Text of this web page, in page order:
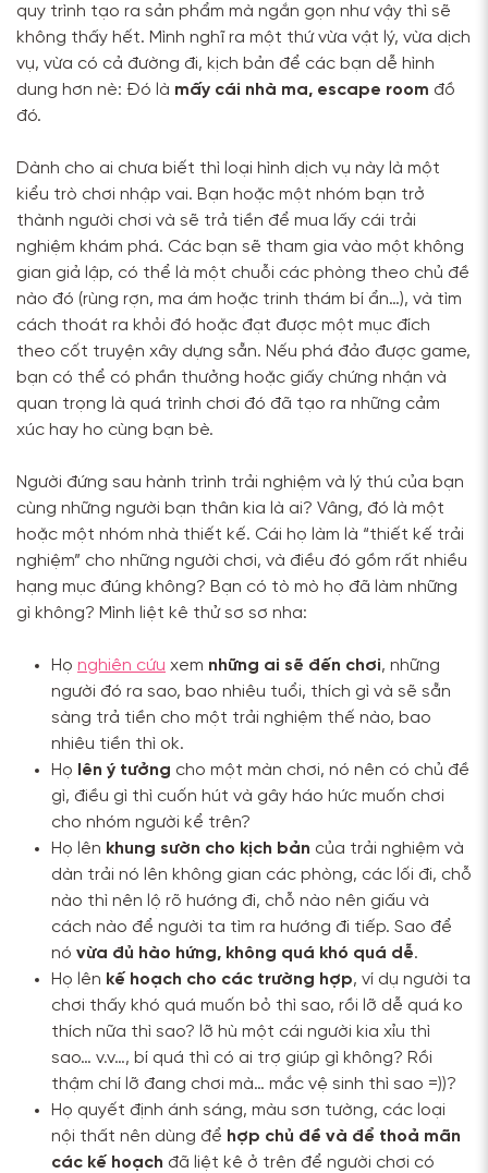
quy trình tạo ra sản phẩm mà ngắn gọn như vậy thì sẽ
không thấy hết. Mình nghĩ ra một thứ vừa vật lý, vừa dịch
vụ, vừa có cả đường đi, kịch bản để các bạn dễ hình
dung hơn nè: Đó là mấy cái nhà ma, escape room đồ
đó.
Dành cho ai chưa biết thì loại hình dịch vụ này là một
kiểu trò chơi nhập vai. Bạn hoặc một nhóm bạn trở
thành người chơi và sẽ trả tiền để mua lấy cái trải
nghiệm khám phá. Các bạn sẽ tham gia vào một không
gian giả lập, có thể là một chuỗi các phòng theo chủ đề
nào đó (rùng rợn, ma ám hoặc trinh thám bí ẩn…), và tìm
cách thoát ra khỏi đó hoặc đạt được một mục đích
theo cốt truyện xây dựng sẵn. Nếu phá đảo được game,
bạn có thể có phần thưởng hoặc giấy chứng nhận và
quan trọng là quá trình chơi đó đã tạo ra những cảm
xúc hay ho cùng bạn bè.
Người đứng sau hành trình trải nghiệm và lý thú của bạn
cùng những người bạn thân kia là ai? Vâng, đó là một
hoặc một nhóm nhà thiết kế. Cái họ làm là “thiết kế trải
nghiệm” cho những người chơi, và điều đó gồm rất nhiều
hạng mục đúng không? Bạn có tò mò họ đã làm những
gì không? Mình liệt kê thử sơ sơ nha:
Họ nghiên cứu xem những ai sẽ đến chơi, những
người đó ra sao, bao nhiêu tuổi, thích gì và sẽ sẵn
sàng trả tiền cho một trải nghiệm thế nào, bao
nhiêu tiền thì ok.
Họ lên ý tưởng cho một màn chơi, nó nên có chủ đề
gì, điều gì thì cuốn hút và gây háo hức muốn chơi
cho nhóm người kể trên?
Họ lên khung sườn cho kịch bản của trải nghiệm và
dàn trải nó lên không gian các phòng, các lối đi, chỗ
nào thì nên lộ rõ hướng đi, chỗ nào nên giấu và
cách nào để người ta tìm ra hướng đi tiếp. Sao để
nó vừa đủ hào hứng, không quá khó quá dễ.
Họ lên kế hoạch cho các trường hợp, ví dụ người ta
chơi thấy khó quá muốn bỏ thì sao, rồi lỡ dễ quá ko
thích nữa thì sao? lỡ hù một cái người kia xỉu thì
sao… v.v…, bí quá thì có ai trợ giúp gì không? Rồi
thậm chí lỡ đang chơi mà… mắc vệ sinh thì sao =))?
Họ quyết định ánh sáng, màu sơn tường, các loại
nội thất nên dùng để hợp chủ đề và để thoả mãn
các kế hoạch đã liệt kê ở trên để người chơi có